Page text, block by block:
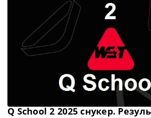
Q School 2 2025 cнукер.